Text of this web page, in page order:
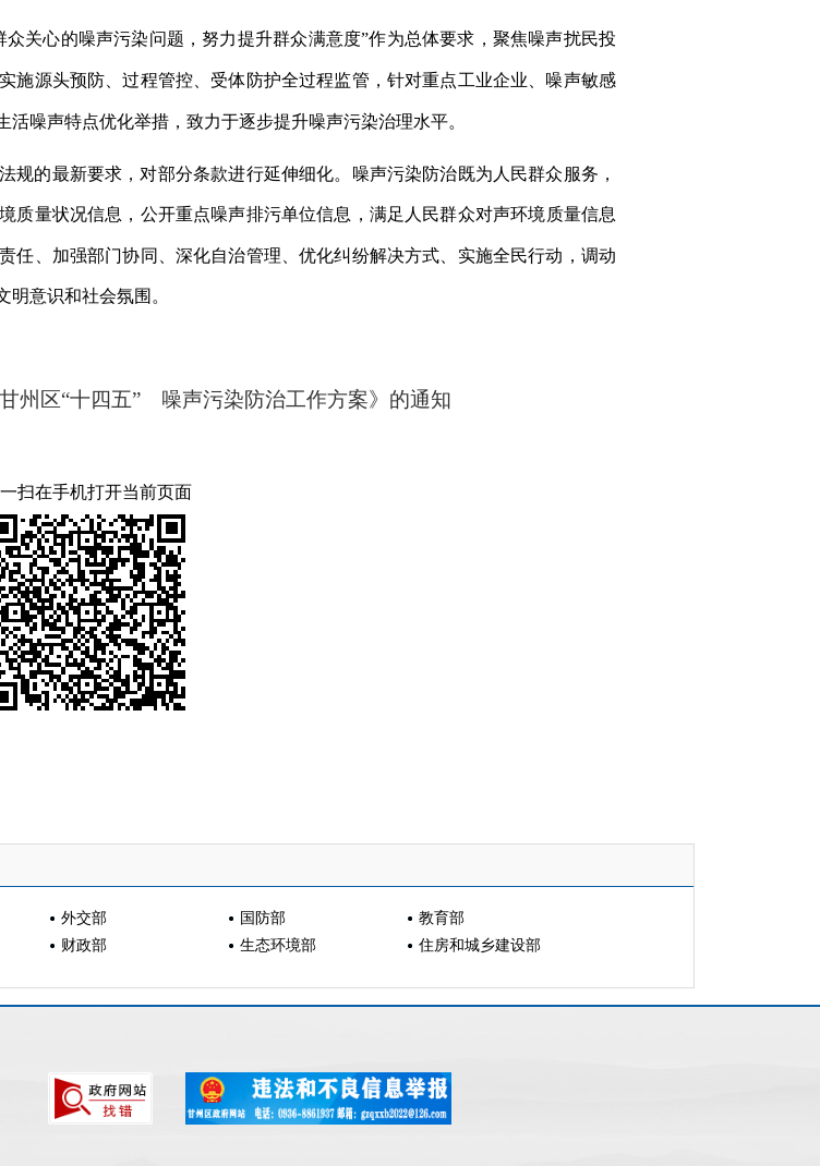
众关心的噪声污染问题，努力提升群众满意度”作为总体要求，聚焦噪声扰民投
施源头预防、过程管控、受体防护全过程监管，针对重点工业企业、噪声敏感
噪声特点优化举措，致力于逐步提升噪声污染治理水平。
规的最新要求，对部分条款进行延伸细化。噪声污染防治既为人民群众服务，
质量状况信息，公开重点噪声排污单位信息，满足人民群众对声环境质量信息
任、加强部门协同、深化自治管理、优化纠纷解决方式、实施全民行动，调动
意识和社会氛围。
州区“十四五” 噪声污染防治工作方案》的通知
扫在手机打开当前页面
外交部 国防部
教育部
财政部 生态环境部
住房和城乡建设部